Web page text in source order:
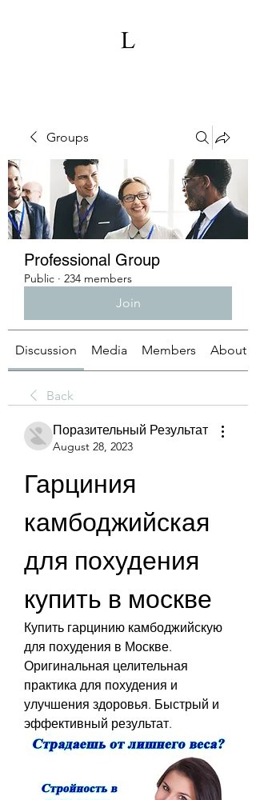
Groups
Professional Group
Public · 234 members
Join
Discussion Media Members About
Back
Поразительный Результат
August 28, 2023
Гарциния
камбоджийская
для похудения
купить в москве
Купить гарцинию камбоджийскую
для похудения в Москве.
Оригинальная целительная
практика для похудения и
улучшения здоровья. Быстрый и
эффективный результат.